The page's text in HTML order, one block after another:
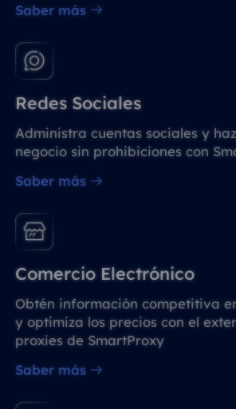
Saber más
Redes Sociales
Administra cuentas sociales y
negocio sin prohibiciones con
Saber más
Comercio Electrónico
Obtén información competitiva
y optimiza los precios con el
proxies de SmartProxy
Saber más